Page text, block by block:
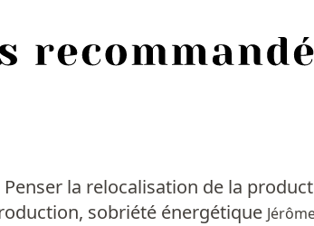
Penser la relocalisation de la
sobriété énergétique